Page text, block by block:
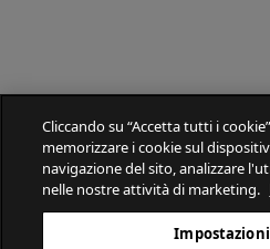
Cliccando su “Accetta tutti i
memorizzare i cookie sul
navigazione del sito, analizzare
nelle nostre attività di marketing.